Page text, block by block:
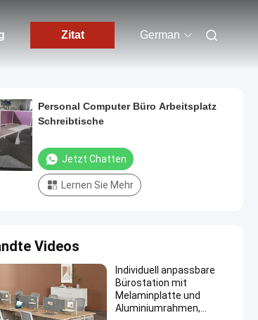
Zitat German
Personal Computer Büro Arbeitsplatz
Schreibtische
Jetzt Chatten
Lernen Sie Mehr
Videos
Individuell anpassbare
Bürostation mit
Melaminplatte und
Aluminiumrahmen,